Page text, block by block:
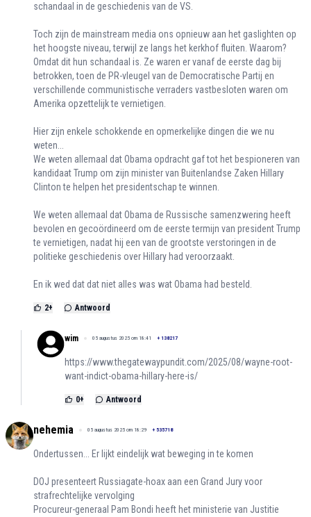
schandaal in de geschiedenis van de VS.
Toch zijn de mainstream media ons opnieuw aan het gaslighten op
het hoogste niveau, terwijl ze langs het kerkhof fluiten. Waarom?
Omdat dit hun schandaal is. Ze waren er vanaf de eerste dag bij
betrokken, toen de PR-vleugel van de Democratische Partij en
verschillende communistische verraders vastbesloten waren om
Amerika opzettelijk te vernietigen.
Hier zijn enkele schokkende en opmerkelijke dingen die we nu
weten...
We weten allemaal dat Obama opdracht gaf tot het bespioneren van
kandidaat Trump om zijn minister van Buitenlandse Zaken Hillary
Clinton te helpen het presidentschap te winnen.
We weten allemaal dat Obama de Russische samenzwering heeft
bevolen en gecoördineerd om de eerste termijn van president Trump
te vernietigen, nadat hij een van de grootste verstoringen in de
politieke geschiedenis over Hillary had veroorzaakt.
En ik wed dat dat niet alles was wat Obama had besteld.
2+ Antwoord
wim 05 augustus 2025 om 18:41 + 138217
https://www.thegatewaypundit.com/2025/08/wayne-root-
want-indict-obama-hillary-here-is/
0+ Antwoord
nehemia 05 augustus 2025 om 18:29 + 535718
Ondertussen... Er lijkt eindelijk wat beweging in te komen
DOJ presenteert Russiagate-hoax aan een Grand Jury voor
strafrechtelijke vervolging
Procureur-generaal Pam Bondi heeft het ministerie van Justitie